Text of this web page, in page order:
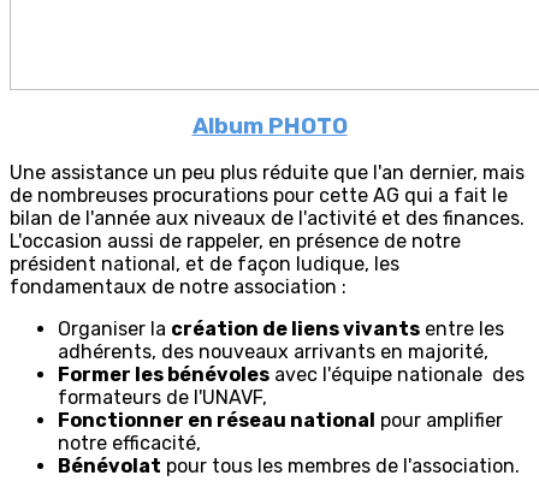
Album PHOTO
Une assistance un peu plus réduite que l'an dernier, mais
de nombreuses procurations pour cette AG qui a fait le
bilan de l'année aux niveaux de l'activité et des finances.
L'occasion aussi de rappeler, en présence de notre
président national, et de façon ludique, les
fondamentaux de notre association :
Organiser la création de liens vivants entre les
adhérents, des nouveaux arrivants en majorité,
Former les bénévoles avec l'équipe nationale des
formateurs de l'UNAVF,
Fonctionner en réseau national pour amplifier
notre efficacité,
Bénévolat pour tous les membres de l'association.